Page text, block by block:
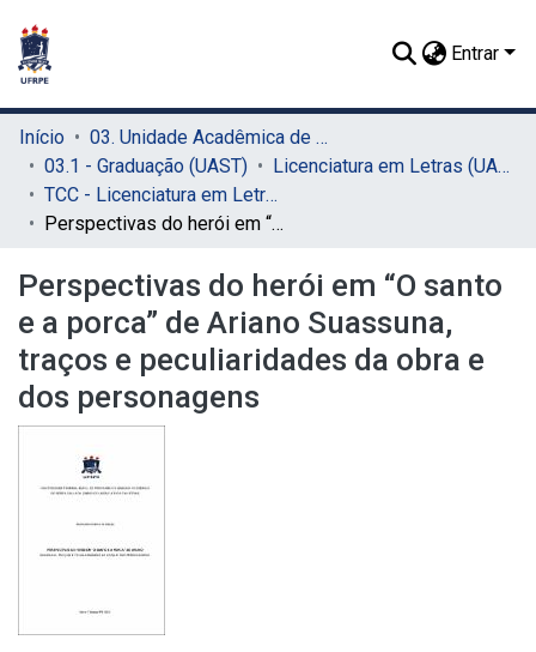
Entrar
Início
03. Unidade Acadêmica de Serra Talhada (UAST)
03.1 - Graduação (UAST)
Licenciatura em Letras (UAST)
TCC - Licenciatura em Letras (UAST)
Perspectivas do herói em “O santo e a porca” de Ariano Suassuna, traços e peculiaridades da obra e dos personagens
Perspectivas do herói em “O santo
e a porca” de Ariano Suassuna,
traços e peculiaridades da obra e
dos personagens